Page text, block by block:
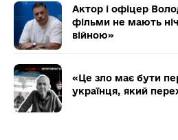
Актор і офіцер
фільми не мають
війною»
«Це зло має бути
українця, який